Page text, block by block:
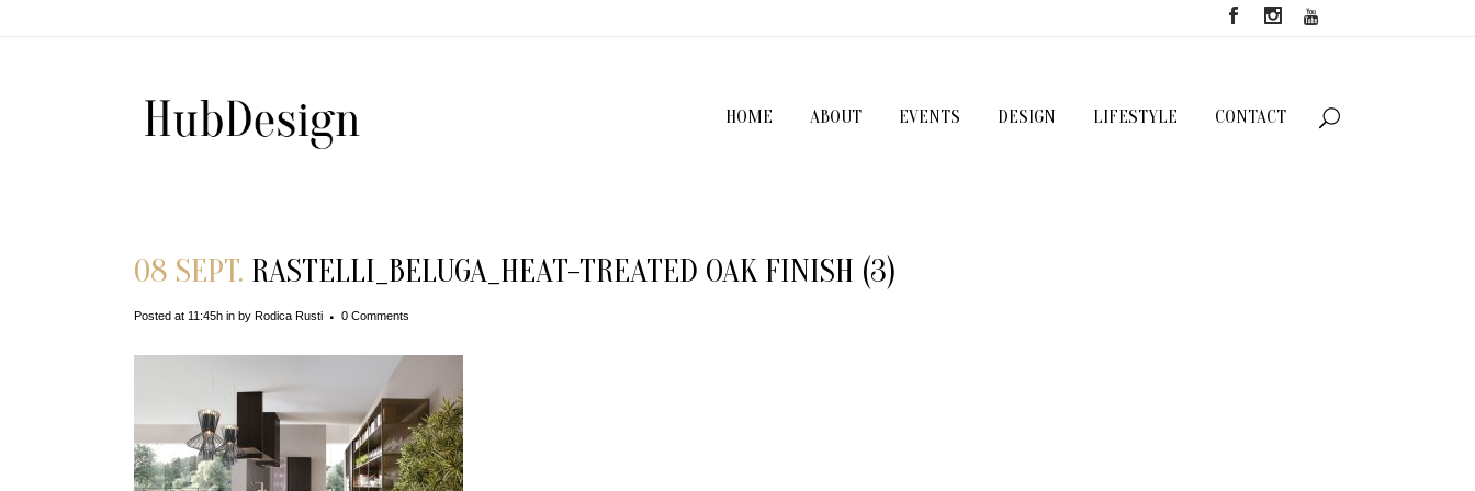
HOME ABOUT EVENTS DESIGN LIFESTYLE CONTACT
08 SEPT. RASTELLI_BELUGA_HEAT-TREATED OAK FINISH (3)
Posted at 11:45h in by Rodica Rusti 0 Comments